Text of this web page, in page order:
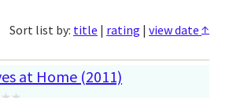
Sort list by: title | rating | view date ↑
at Home (2011)